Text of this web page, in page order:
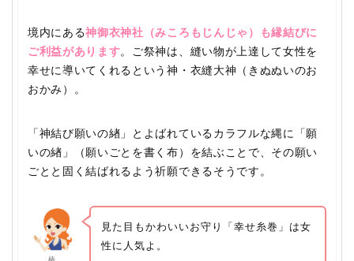
境内にある神御衣神社（みころもじんじゃ）も縁結びに
ご利益があります。ご祭神は、縫い物が上達して女性を
幸せに導いてくれるという神・衣縫大神（きぬぬいのお
おかみ）。
「神結び願いの緖」とよばれているカラフルな縄に「願
いの緖」（願いごとを書く布）を結ぶことで、その願い
ごとと固く結ばれるよう祈願できるそうです。
椿
見た目もかわいいお守り「幸せ糸巻」は女
性に人気よ。